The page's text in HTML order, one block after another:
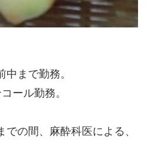
まで勤務。
コール勤務。
の間、麻酔科医による、